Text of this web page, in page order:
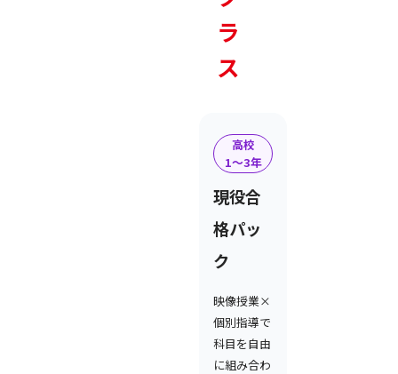
ラ
ス
高校
1〜3年
現役合
格パッ
ク
映像授業×
個別指導で
科目を自由
に組み合わ